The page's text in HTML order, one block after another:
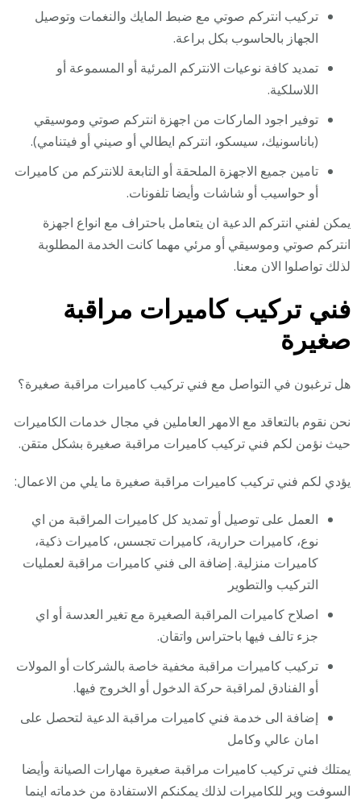
تركيب انتركم صوتي مع ضبط المايك والنغمات وتوصيل
الجهاز بالحاسوب بكل براعة.
تمديد كافة نوعيات الانتركم المرئية أو المسموعة أو
اللاسلكية.
توفير اجود الماركات من اجهزة انتركم صوتي وموسيقي
(باناسونيك، سيسكو، انتركم ايطالي أو صيني أو فيتنامي).
تامين جميع الاجهزة الملحقة أو التابعة للانتركم من كاميرات
أو حواسيب أو شاشات وأيضا تلفونات.
يمكن لفني انتركم الدعية ان يتعامل باحتراف مع انواع اجهزة
انتركم صوتي وموسيقي أو مرئي مهما كانت الخدمة المطلوبة
لذلك تواصلوا الان معنا.
فني تركيب كاميرات مراقبة
صغيرة
هل ترغبون في التواصل مع فني تركيب كاميرات مراقبة صغيرة؟
نحن نقوم بالتعاقد مع الامهر العاملين في مجال خدمات الكاميرات
حيث نؤمن لكم فني تركيب كاميرات مراقبة صغيرة بشكل متقن.
يؤدي لكم فني تركيب كاميرات مراقبة صغيرة ما يلي من الاعمال:
العمل على توصيل أو تمديد كل كاميرات المراقبة من اي
نوع، كاميرات حرارية، كاميرات تجسس، كاميرات ذكية،
كاميرات منزلية. إضافة الى فني كاميرات مراقبة لعمليات
التركيب والتطوير
اصلاح كاميرات المراقبة الصغيرة مع تغير العدسة أو اي
جزء تالف فيها باحتراس واتقان.
تركيب كاميرات مراقبة مخفية خاصة بالشركات أو المولات
أو الفنادق لمراقبة حركة الدخول أو الخروج فيها.
إضافة الى خدمة فني كاميرات مراقبة الدعية لتحصل على
امان عالي وكامل
يمتلك فني تركيب كاميرات مراقبة صغيرة مهارات الصيانة وأيضا
السوفت وير للكاميرات لذلك يمكنكم الاستفادة من خدماته اينما